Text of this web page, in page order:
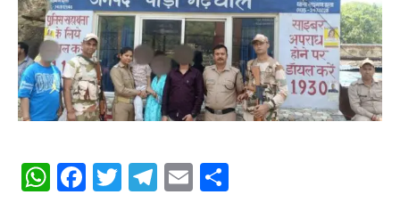
WhatsApp
Facebook
Twitter
Telegram
Email